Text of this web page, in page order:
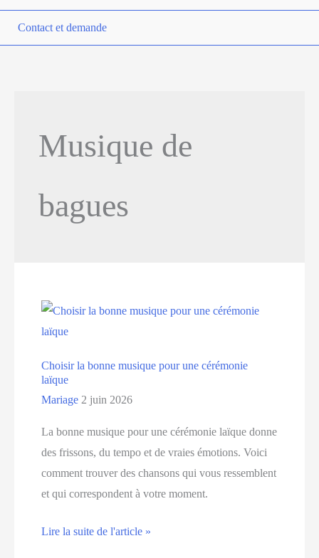
Contact et demande
Musique de
bagues
Choisir la bonne musique pour une cérémonie
laïque
Mariage 2 juin 2026
La bonne musique pour une cérémonie laïque donne
des frissons, du tempo et de vraies émotions. Voici
comment trouver des chansons qui vous ressemblent
et qui correspondent à votre moment.
Choisir
Lire la suite de l'article »